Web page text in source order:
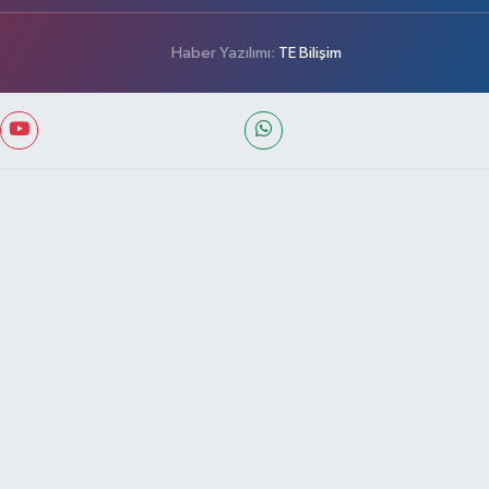
Haber Yazılımı: TE Bilişim